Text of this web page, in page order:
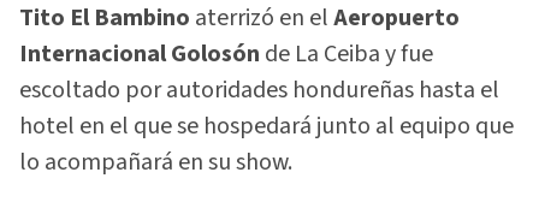
Tito El Bambino aterrizó en elAeropuerto
Internacional Golosón de La Ceiba y fue
escoltado por autoridades hondureñas hasta el
hotel en el que se hospedará junto al equipo que
lo acompañará en su show.